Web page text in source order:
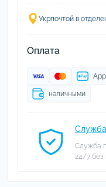
Укрпочтой в
Оплата
наличными
Служба
24/7 без